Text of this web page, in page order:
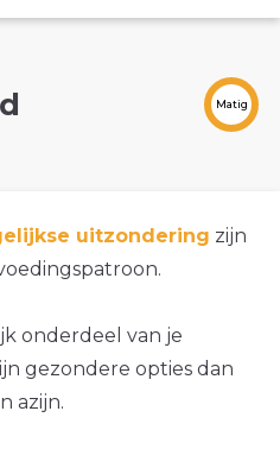
Matig
uitzondering zijn
onderdeel van je
gezondere opties dan
azijn.